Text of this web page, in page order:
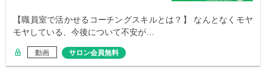
【職員室で活かせるコーチングスキルとは？】 なんとなくモヤ
モヤしている、今後について不安が…
動画 サロン会員無料